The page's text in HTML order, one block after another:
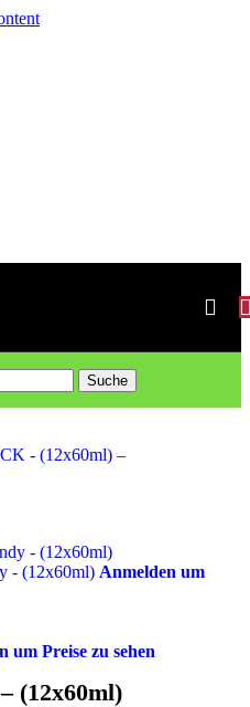
Suche
- (12x60ml) Anmelden um
um Preise zu sehen
(12x60ml)